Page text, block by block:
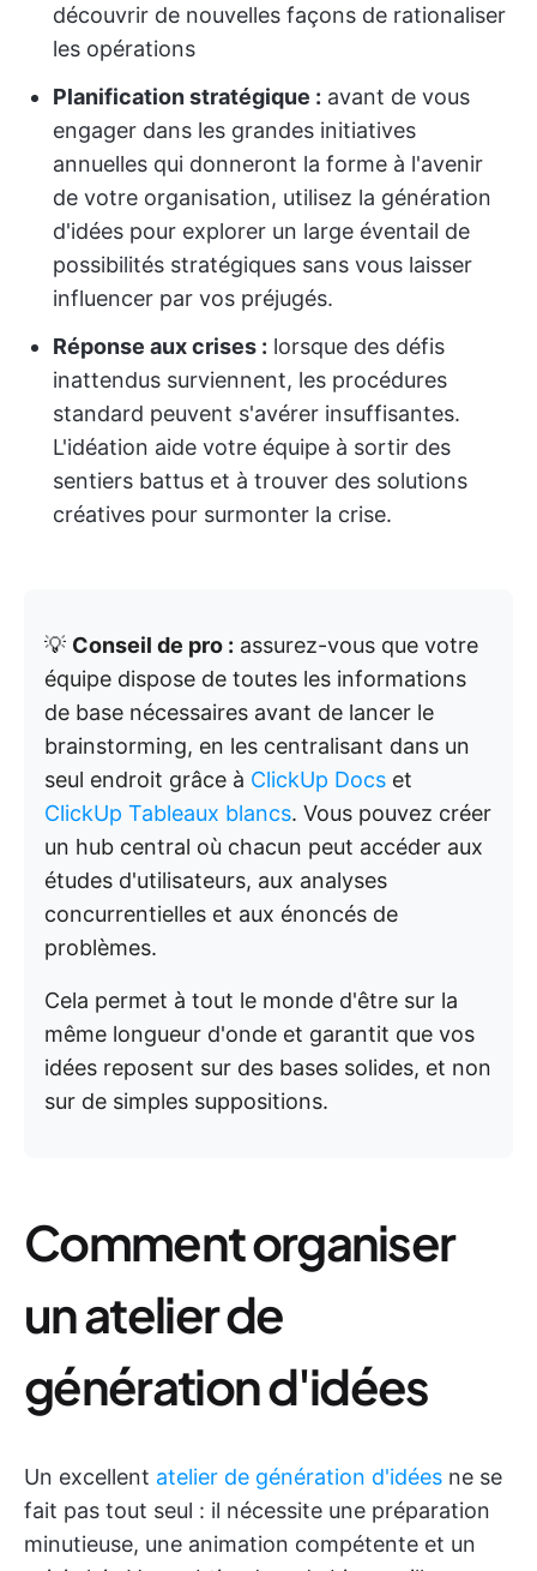
découvrir de nouvelles façons de rationaliser
les opérations
Planification stratégique : avant de vous
engager dans les grandes initiatives
annuelles qui donneront la forme à l'avenir
de votre organisation, utilisez la génération
d'idées pour explorer un large éventail de
possibilités stratégiques sans vous laisser
influencer par vos préjugés.
Réponse aux crises : lorsque des défis
inattendus surviennent, les procédures
standard peuvent s'avérer insuffisantes.
L'idéation aide votre équipe à sortir des
sentiers battus et à trouver des solutions
créatives pour surmonter la crise.
💡 Conseil de pro : assurez-vous que votre
équipe dispose de toutes les informations
de base nécessaires avant de lancer le
brainstorming, en les centralisant dans un
seul endroit grâce à ClickUp Docs et
ClickUp Tableaux blancs. Vous pouvez créer
un hub central où chacun peut accéder aux
études d'utilisateurs, aux analyses
concurrentielles et aux énoncés de
problèmes.
Cela permet à tout le monde d'être sur la
même longueur d'onde et garantit que vos
idées reposent sur des bases solides, et non
sur de simples suppositions.
Comment organiser
un atelier de
génération d'idées
Un excellent atelier de génération d'idées ne se
fait pas tout seul : il nécessite une préparation
minutieuse, une animation compétente et un